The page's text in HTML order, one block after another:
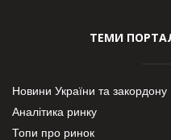
ТЕМИ
Новини України та закордону
Аналітика ринку
Топи про ринок